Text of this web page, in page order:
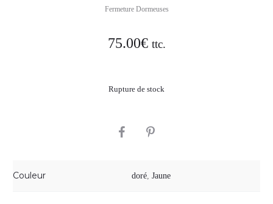
Fermeture Dormeuses
75.00€ ttc.
Rupture de stock
SHARE
Couleur doré, Jaune